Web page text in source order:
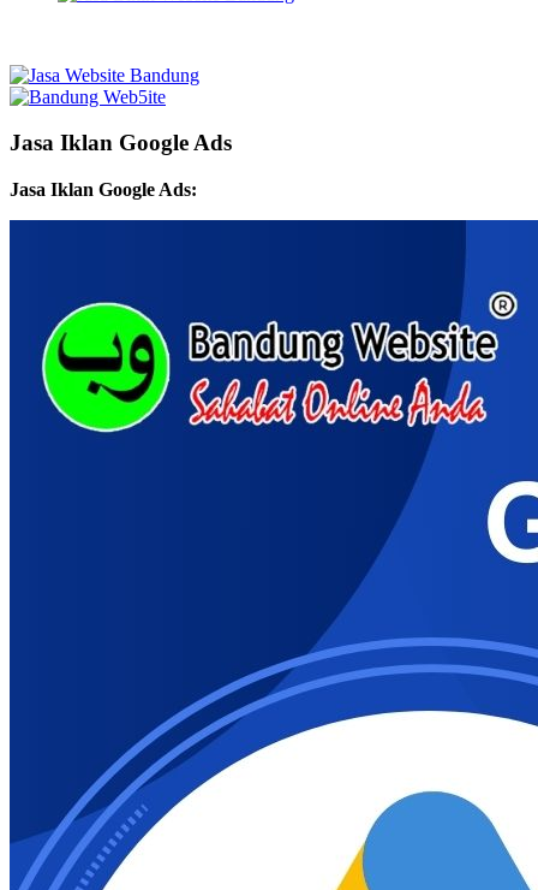
Jasa Iklan Google Ads
Jasa Iklan Google Ads: